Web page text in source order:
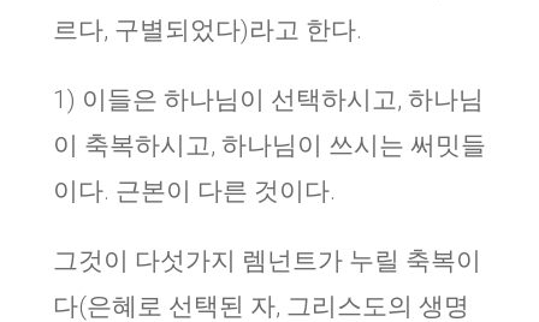
르다, 구별되었다)라고 한다.
1) 이들은 하나님이 선택하시고, 하나님
이 축복하시고, 하나님이 쓰시는 써밋들
이다. 근본이 다른 것이다.
그것이 다섯가지 렘넌트가 누릴 축복이
다(은혜로 선택된 자, 그리스도의 생명